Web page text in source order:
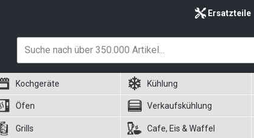
Ersatzteile
Kochgeräte Kühlung
Öfen Verkaufskühlung
Grills Cafe, Eis & Waffel